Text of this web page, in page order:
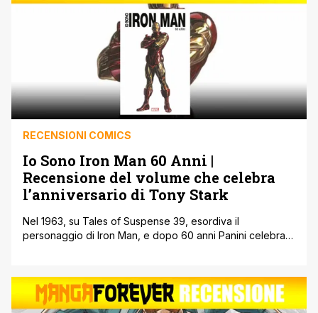
RECENSIONI COMICS
Io Sono Iron Man 60 Anni |
Recensione del volume che celebra
l’anniversario di Tony Stark
Nel 1963, su Tales of Suspense 39, esordiva il
personaggio di Iron Man, e dopo 60 anni Panini celebra
edizione del volume della collana “Io Sono…” Io Sono Iron
Man 60 Anni, rispetto all’ultima edizione uscita nel 2019,
aggiunge una [']